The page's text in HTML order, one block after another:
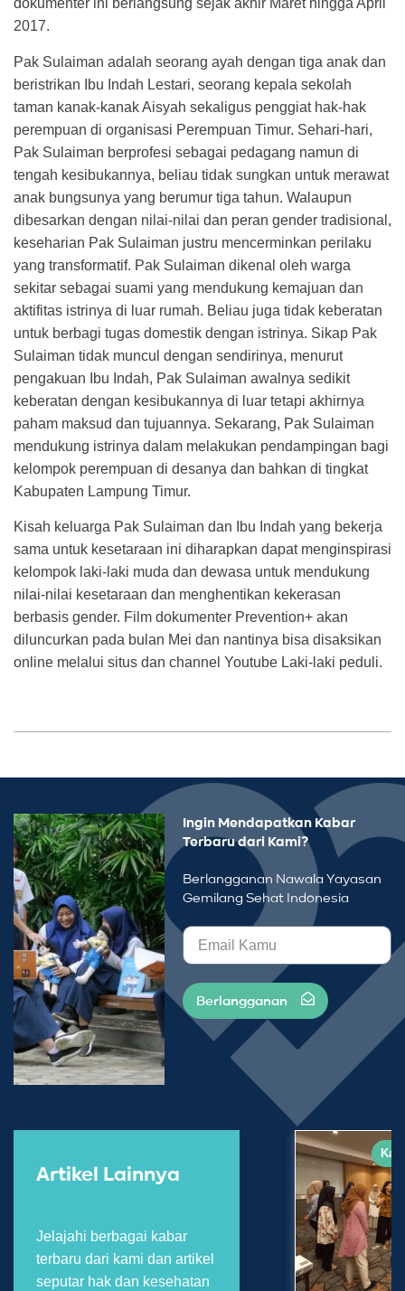
dokumenter ini berlangsung sejak akhir Maret hingga April
2017.
Pak Sulaiman adalah seorang ayah dengan tiga anak dan
beristrikan Ibu Indah Lestari, seorang kepala sekolah
taman kanak-kanak Aisyah sekaligus penggiat hak-hak
perempuan di organisasi Perempuan Timur. Sehari-hari,
Pak Sulaiman berprofesi sebagai pedagang namun di
tengah kesibukannya, beliau tidak sungkan untuk merawat
anak bungsunya yang berumur tiga tahun. Walaupun
dibesarkan dengan nilai-nilai dan peran gender tradisional,
keseharian Pak Sulaiman justru mencerminkan perilaku
yang transformatif. Pak Sulaiman dikenal oleh warga
sekitar sebagai suami yang mendukung kemajuan dan
aktifitas istrinya di luar rumah. Beliau juga tidak keberatan
untuk berbagi tugas domestik dengan istrinya. Sikap Pak
Sulaiman tidak muncul dengan sendirinya, menurut
pengakuan Ibu Indah, Pak Sulaiman awalnya sedikit
keberatan dengan kesibukannya di luar tetapi akhirnya
paham maksud dan tujuannya. Sekarang, Pak Sulaiman
mendukung istrinya dalam melakukan pendampingan bagi
kelompok perempuan di desanya dan bahkan di tingkat
Kabupaten Lampung Timur.
Kisah keluarga Pak Sulaiman dan Ibu Indah yang bekerja
sama untuk kesetaraan ini diharapkan dapat menginspirasi
kelompok laki-laki muda dan dewasa untuk mendukung
nilai-nilai kesetaraan dan menghentikan kekerasan
berbasis gender. Film dokumenter Prevention+ akan
diluncurkan pada bulan Mei dan nantinya bisa disaksikan
online melalui situs dan channel Youtube Laki-laki peduli.
Ingin Mendapatkan Kabar
Terbaru dari Kami?
Berlangganan Nawala Yayasan
Gemilang Sehat Indonesia
Berlangganan
Artikel Lainnya
Jelajahi berbagai kabar
terbaru dari kami dan artikel
seputar hak dan kesehatan